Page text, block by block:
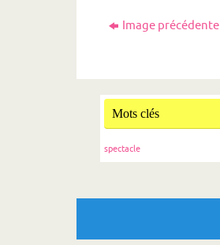
Image précédente
Mots clés
spectacle